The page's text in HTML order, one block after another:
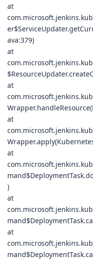
at
ava:379)
at
at
at
at
)
at
at